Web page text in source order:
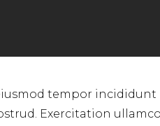
tempor incididunt
Exercitation